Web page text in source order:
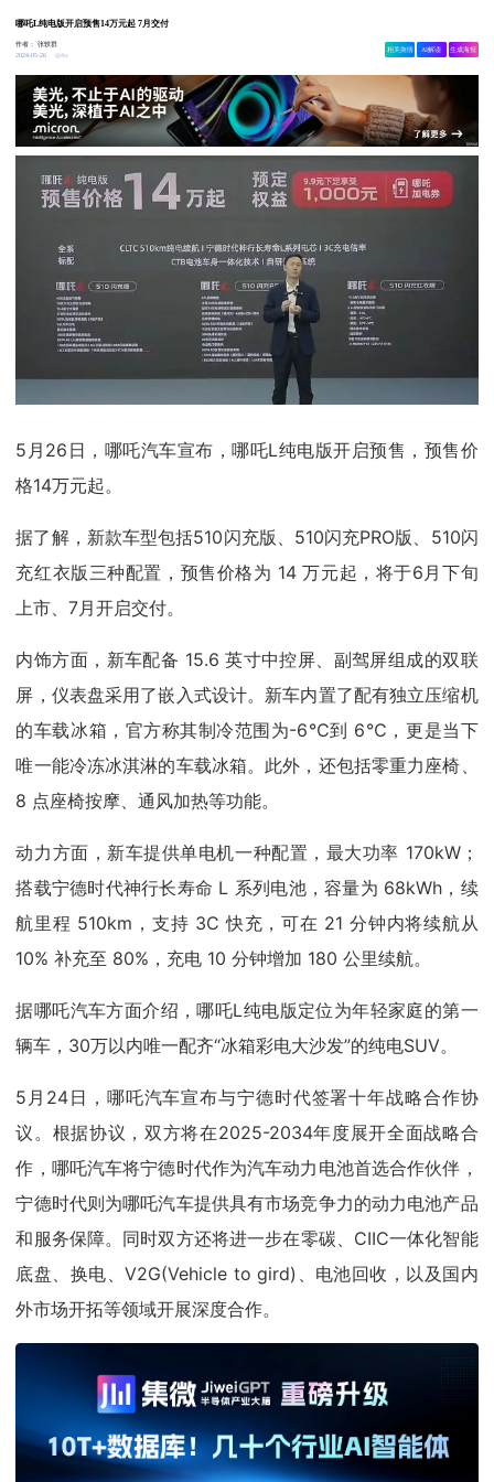
哪吒L纯电版开启预售14万元起 7月交付
作者：张轶群
2024-05-26
4w
相关舆情 AI解读 生成海报
5月26日，哪吒汽车宣布，哪吒L纯电版开启预售，预售价
格14万元起。
据了解，新款车型包括510闪充版、510闪充PRO版、510闪
充红衣版三种配置，预售价格为 14 万元起，将于6月下旬
上市、7月开启交付。
内饰方面，新车配备 15.6 英寸中控屏、副驾屏组成的双联
屏，仪表盘采用了嵌入式设计。新车内置了配有独立压缩机
的车载冰箱，官方称其制冷范围为-6℃到 6℃，更是当下
唯一能冷冻冰淇淋的车载冰箱。此外，还包括零重力座椅、
8 点座椅按摩、通风加热等功能。
动力方面，新车提供单电机一种配置，最大功率 170kW；
搭载宁德时代神行长寿命 L 系列电池，容量为 68kWh，续
航里程 510km，支持 3C 快充，可在 21 分钟内将续航从
10% 补充至 80%，充电 10 分钟增加 180 公里续航。
据哪吒汽车方面介绍，哪吒L纯电版定位为年轻家庭的第一
辆车，30万以内唯一配齐“冰箱彩电大沙发”的纯电SUV。
5月24日，哪吒汽车宣布与宁德时代签署十年战略合作协
议。根据协议，双方将在2025-2034年度展开全面战略合
作，哪吒汽车将宁德时代作为汽车动力电池首选合作伙伴，
宁德时代则为哪吒汽车提供具有市场竞争力的动力电池产品
和服务保障。同时双方还将进一步在零碳、CIIC一体化智能
底盘、换电、V2G(Vehicle to gird)、电池回收，以及国内
外市场开拓等领域开展深度合作。